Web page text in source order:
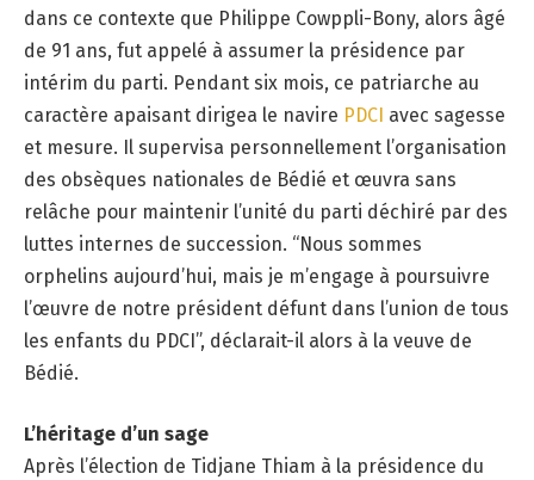
dans ce contexte que Philippe Cowppli-Bony, alors âgé
de 91 ans, fut appelé à assumer la présidence par
intérim du parti. Pendant six mois, ce patriarche au
caractère apaisant dirigea le navire PDCI avec sagesse
et mesure. Il supervisa personnellement l’organisation
des obsèques nationales de Bédié et œuvra sans
relâche pour maintenir l’unité du parti déchiré par des
luttes internes de succession. “Nous sommes
orphelins aujourd’hui, mais je m’engage à poursuivre
l’œuvre de notre président défunt dans l’union de tous
les enfants du PDCI”, déclarait-il alors à la veuve de
Bédié.
L’héritage d’un sage
Après l’élection de Tidjane Thiam à la présidence du